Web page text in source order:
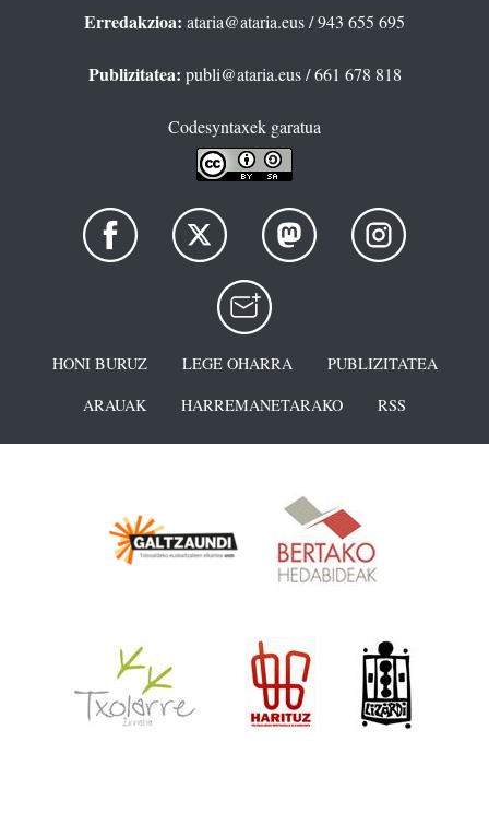
Erredakzioa: ataria@ataria.eus/ 943 655 695
Publizitatea: publi@ataria.eus/ 661 678 818
Codesyntaxek garatua
HONI BURUZ LEGE OHARRA
PUBLIZITATEA
ARAUAK
HARREMANETARAKO RSS